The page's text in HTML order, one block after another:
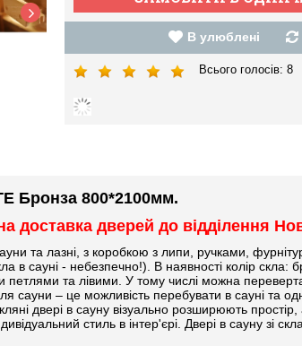
В улюблені
Всього голосів: 8
Бронза 800*2100мм.
доставка дверей до відділення
та лазні, з коробкою з липи, ручками,
в сауні - небезпечно!). В наявності колір скла:
та лівими. У тому числі можна
сауни – це можливість перебувати в сауні та
двері в сауну візуально розширюють простір,
стиль в інтер'єрі. Двері в сауну зі